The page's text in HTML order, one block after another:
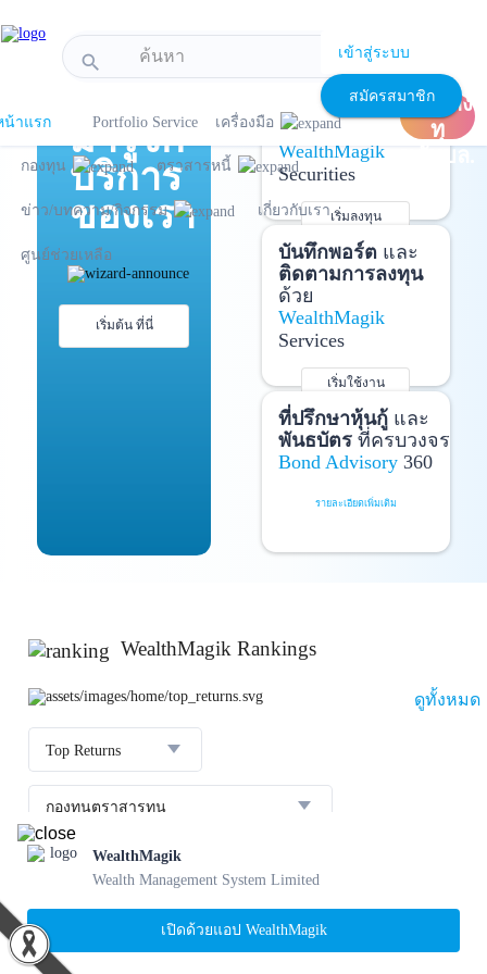
search เข้าสู่ระบบ
สมัครสมาชิก
น้าแรก
Portfolio Service เครื่องมือ
กองทุน ตราสารหนี้
ข่าว/บทความ/กิจกรรม เกี่ยวกับเรา
ศูนย์ช่วยเหลือ
เปิด
บัญชีลง
ทุ
นกับบล.
แนะนำ
มารู้จัก
บริการ
ของเรา
เริ่มต้น ที่นี่
เปิดบัญชี
และ
ลงทุนด้วยตัวเอง
ได้ที่
WealthMagik
Securities
เริ่มลงทุน
รายละเอียดเพิ่มเติม
บันทึกพอร์ตและ
ติดตามการลงทุน
ด้วย
WealthMagik
Services
เริ่มใช้งาน
รายละเอียดเพิ่มเติม
ที่ปรึกษาหุ้นกู้และ
พันธบัตรที่ครบวงจร
Bond Advisory360
รายละเอียดเพิ่มเติม
WealthMagik Rankings
ดูทั้งหมด
Top Returns
กองทุนตราสารทุน
กองทุน บลจ.
1
SCBBANKINGE
23.36 %
WealthMagik
Wealth Management System Limited
เปิดด้วยแอป WealthMagik